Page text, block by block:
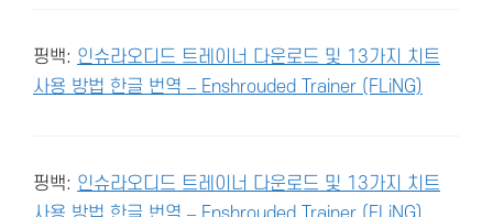
핑백: 인슈라오디드 트레이너 다운로드 및 13가지 치트
사용 방법 한글 번역 – Enshrouded Trainer (FLiNG)
핑백: 인슈라오디드 트레이너 다운로드 및 13가지 치트